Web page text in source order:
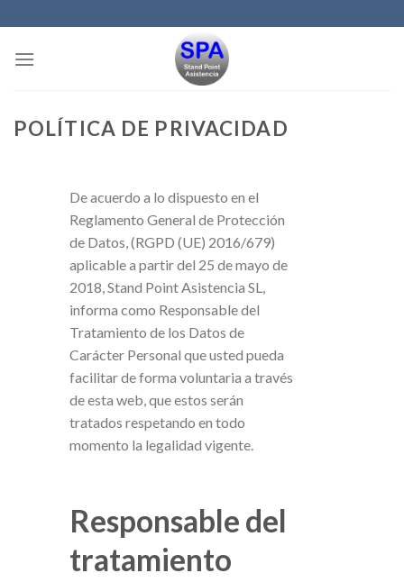
to
content
POLÍTICA DE PRIVACIDAD
De acuerdo a lo dispuesto en el
Reglamento General de Protección
de Datos, (RGPD (UE) 2016/679)
aplicable a partir del 25 de mayo de
2018, Stand Point Asistencia SL,
informa como Responsable del
Tratamiento de los Datos de
Carácter Personal que usted pueda
facilitar de forma voluntaria a través
de esta web, que estos serán
tratados respetando en todo
momento la legalidad vigente.
Responsable del
tratamiento